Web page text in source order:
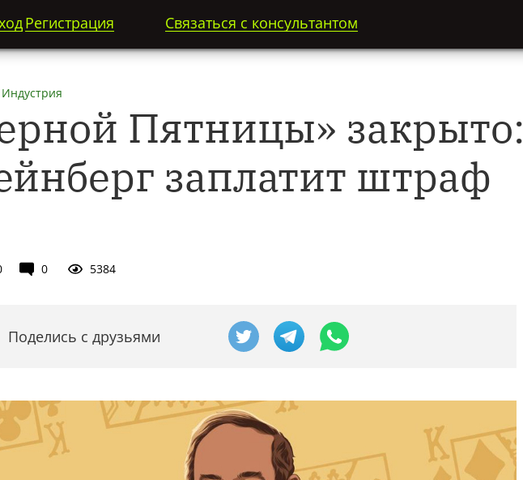
Регистрация Связаться с консультантом
Индустрия
Пятницы» закрыто:
заплатит штраф
0 5384
Поделись с друзьями